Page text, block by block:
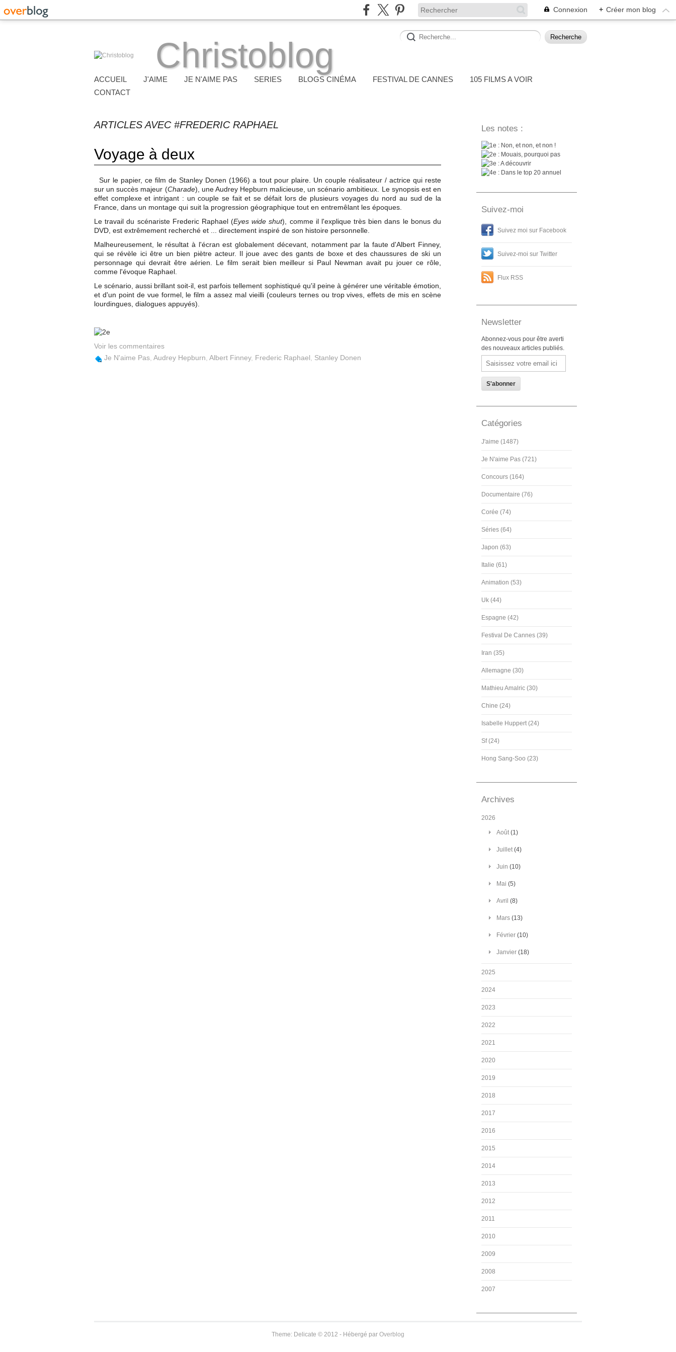
Connexion + Créer mon blog
Christoblog
ACCUEIL J'AIME JE N'AIME PAS SERIES BLOGS CINÉMA FESTIVAL DE CANNES
105 FILMS A VOIR
CONTACT
ARTICLES AVEC #FREDERIC RAPHAEL
Voyage à deux
Sur le papier, ce film de Stanley Donen (1966) a tout pour plaire. Un couple réalisateur / actrice qui reste
sur un succès majeur (Charade), une Audrey Hepburn malicieuse, un scénario ambitieux. Le synopsis est en
effet complexe et intrigant : un couple se fait et se défait lors de plusieurs voyages du nord au sud de la
France, dans un montage qui suit la progression géographique tout en entremêlant les époques.
Le travail du scénariste Frederic Raphael (Eyes wide shut), comme il l'explique très bien dans le bonus du
DVD, est extrêmement recherché et ... directement inspiré de son histoire personnelle.
Malheureusement, le résultat à l'écran est globalement décevant, notamment par la faute d'Albert Finney,
qui se révèle ici être un bien piètre acteur. Il joue avec des gants de boxe et des chaussures de ski un
personnage qui devrait être aérien. Le film serait bien meilleur si Paul Newman avait pu jouer ce rôle,
comme l'évoque Raphael.
Le scénario, aussi brillant soit-il, est parfois tellement sophistiqué qu'il peine à générer une véritable émotion,
et d'un point de vue formel, le film a assez mal vieilli (couleurs ternes ou trop vives, effets de mis en scène
lourdingues, dialogues appuyés).
Voir les commentaires
Je N'aime Pas Audrey Hepburn Albert Finney, Frederic Raphael Stanley Donen
Les notes :
: Non, et non, et non !
: Mouais, pourquoi pas
: A découvrir
: Dans le top 20 annuel
Suivez-moi
Suivez moi sur Facebook
Suivez-moi sur Twitter
Flux RSS
Newsletter
Abonnez-vous pour être averti
des nouveaux articles publiés.
Email
Catégories
J'aime (1487)
Je N'aime Pas (721)
Concours (164)
Documentaire (76)
Corée (74)
Séries (64)
Japon (63)
Italie (61)
Animation (53)
Uk (44)
Espagne (42)
Festival De Cannes (39)
Iran (35)
Allemagne (30)
Mathieu Amalric (30)
Chine (24)
Isabelle Huppert (24)
Sf (24)
Hong Sang-Soo (23)
Archives
2026
Août(1)
Juillet(4)
Juin (10)
Mai (5)
Avril (8)
Mars (13)
Février (10)
Janvier (18)
2025
2024
2023
2022
2021
2020
2019
2018
2017
2016
2015
2014
2013
2012
2011
2010
2009
2008
2007
Theme: Delicate © 2012 - Hébergé par Overblog